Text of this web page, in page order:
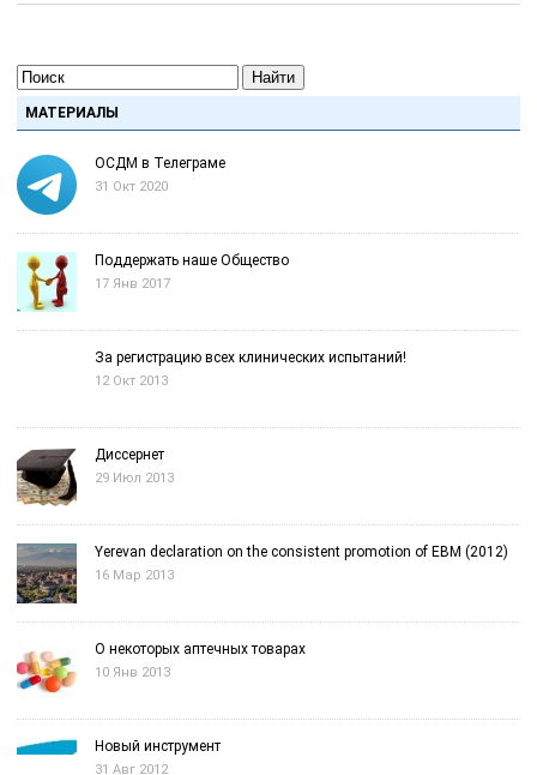
Найти
МАТЕРИАЛЫ
ОСДМ в Телеграме
31 Окт 2020
Поддержать наше Общество
17 Янв 2017
За регистрацию всех клинических испытаний!
12 Окт 2013
Диссернет
29 Июл 2013
Yerevan declaration on the consistent promotion of EBM (2012)
16 Мар 2013
О некоторых аптечных товарах
10 Янв 2013
Новый инструмент
31 Авг 2012